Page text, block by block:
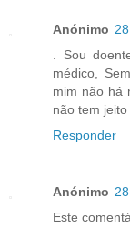
Anónimo
. Sou
médico,
mim não há
não tem
Responder
Anónimo
Este